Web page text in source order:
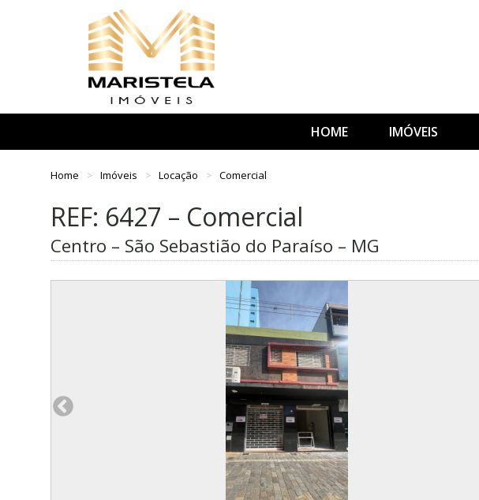
HOME IMÓVEIS
Home Imóveis Locação Comercial
REF: 6427 – Comercial
Centro – São Sebastião do Paraíso – MG